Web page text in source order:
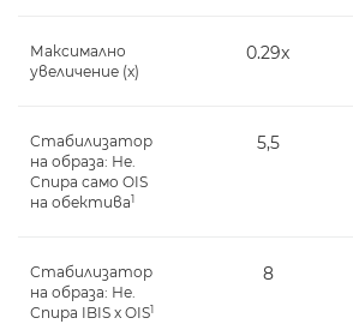
Максимално
увеличение (x)
0.29x
Стабилизатор
на образа: Не.
Спира само OIS
на обектива1
5,5
Стабилизатор
на образа: Не.
Спира IBIS x OIS1
8